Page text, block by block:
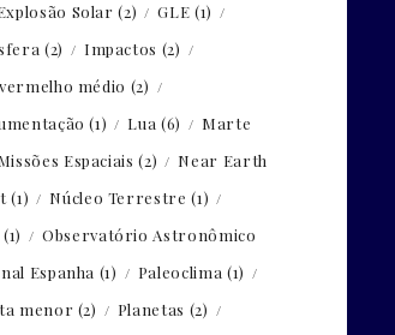
Solar (2) GLE (1)
(2) Impactos (2)
médio (2)
(1) Lua (6)
Marte
Espaciais (2)
Near Earth
(1) Núcleo Terrestre (1)
(1)
Observatório Astronômico
Espanha (1) Paleoclima (1)
menor (2) Planetas (2)